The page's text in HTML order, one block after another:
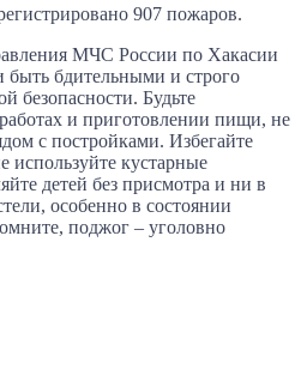
907 пожаров.
МЧС России по Хакасии
быть бдительными и строго
безопасности. Будьте
и приготовлении пищи, не
с постройками. Избегайте
используйте кустарные
детей без присмотра и ни в
особенно в состоянии
поджог – уголовно